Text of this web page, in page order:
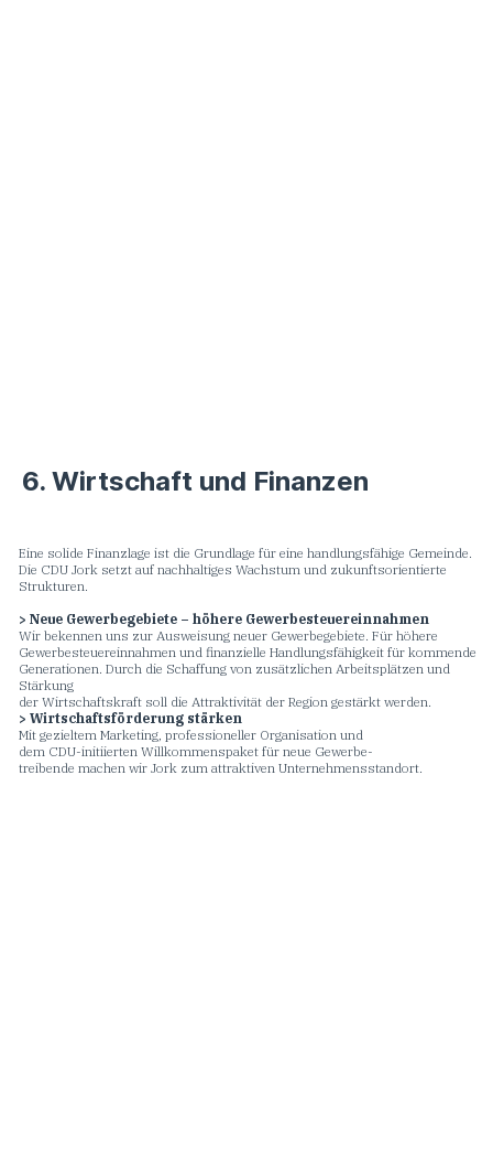
6. Wirtschaft und Finanzen
Eine solide Finanzlage ist die Grundlage für eine handlungsfähige Gemeinde.
Die CDU Jork setzt auf nachhaltiges Wachstum und zukunftsorientierte
Strukturen.
> Neue Gewerbegebiete – höhere Gewerbesteuereinnahmen
Wir bekennen uns zur Ausweisung neuer Gewerbegebiete. Für höhere
Gewerbesteuereinnahmen und finanzielle Handlungsfähigkeit für kommende
Generationen. Durch die Schaffung von zusätzlichen Arbeitsplätzen und
Stärkung
der Wirtschaftskraft soll die Attraktivität der Region gestärkt werden.
> Wirtschaftsförderung stärken
Mit gezieltem Marketing, professioneller Organisation und
dem CDU-initiierten Willkommenspaket für neue Gewerbe-
treibende machen wir Jork zum attraktiven Unternehmensstandort.